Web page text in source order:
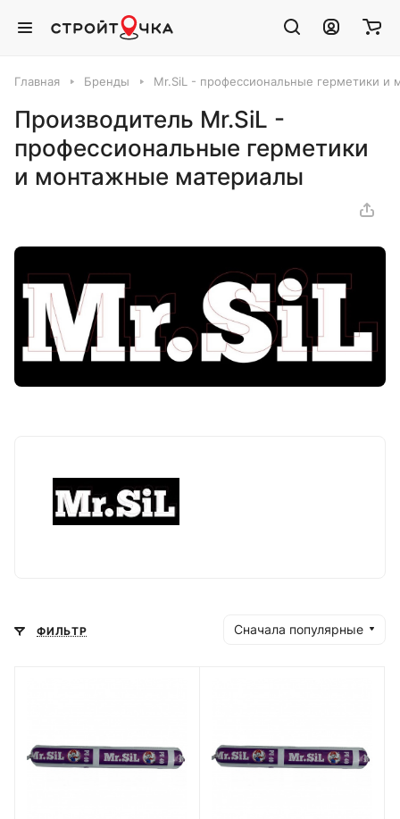
Главная Бренды Mr.SiL - профессиональные герметики и
Производитель Mr.SiL -
профессиональные герметики
и монтажные материалы
ФИЛЬТР Сначала популярные